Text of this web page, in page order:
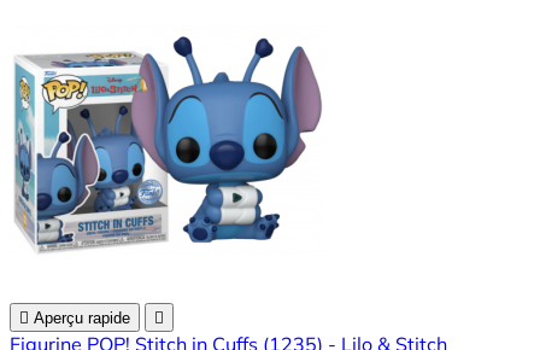
 Aperçu rapide 
Figurine POP! Stitch in Cuffs (1235) - Lilo & Stitch